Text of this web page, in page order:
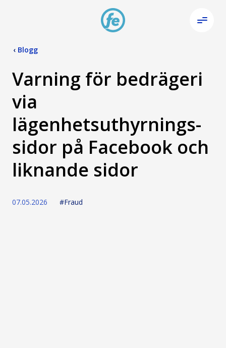
‹ Blogg
Varning för bedrägeri
via
lägenhetsuthyrnings-
sidor på Facebook och
liknande sidor
07.05.2026 #Fraud